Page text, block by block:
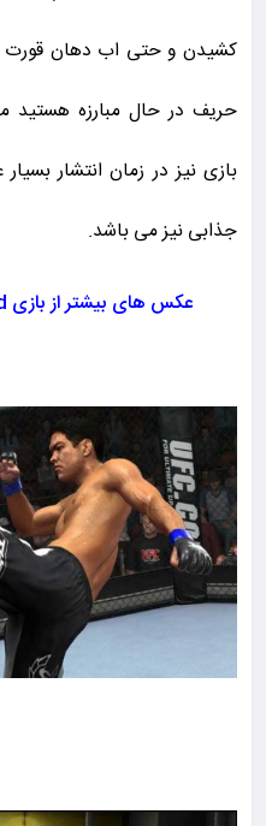
کشیدن و حتی اب دهان قورت
حریف در حال مبارزه هستید
بازی نیز در زمان انتشار
جذابی نیز می باشد.
عکس های بیشتر از بازی UFC 2009 Undisputed: